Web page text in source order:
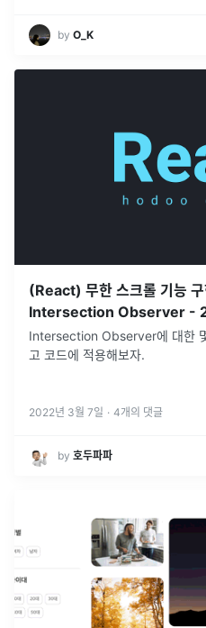
by O_K
(React) 무한 스크롤 기능
Intersection Observer -
Intersection Observer에 대한
고 코드에 적용해보자.
2022년 3월 7일 · 4개의 댓글
by 호두파파